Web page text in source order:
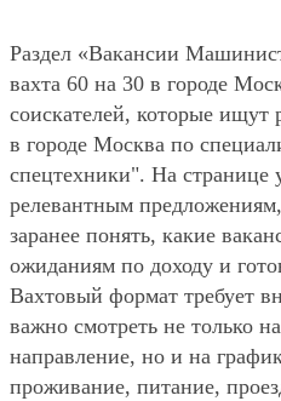
Раздел «Вакансии
вахта 60 на 30 в городе
соискателей, которые ищут
в городе Москва по
спецтехники". На странице
релевантным
заранее понять, какие
ожиданиям по доходу и
Вахтовый формат требует
важно смотреть не только
направление, но и на
проживание, питание,